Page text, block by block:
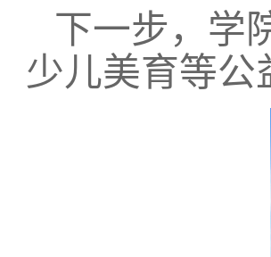
下一步，学
少儿美育等公